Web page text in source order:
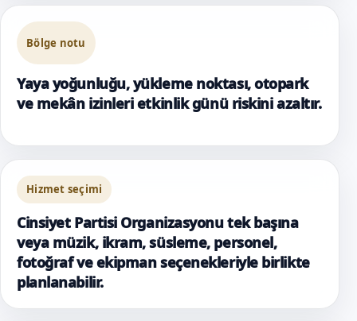
Bölge notu
Yaya yoğunluğu, yükleme noktası, otopark
ve mekân izinleri etkinlik günü riskini azaltır.
Hizmet seçimi
Cinsiyet Partisi Organizasyonu tek başına
veya müzik, ikram, süsleme, personel,
fotoğraf ve ekipman seçenekleriyle birlikte
planlanabilir.